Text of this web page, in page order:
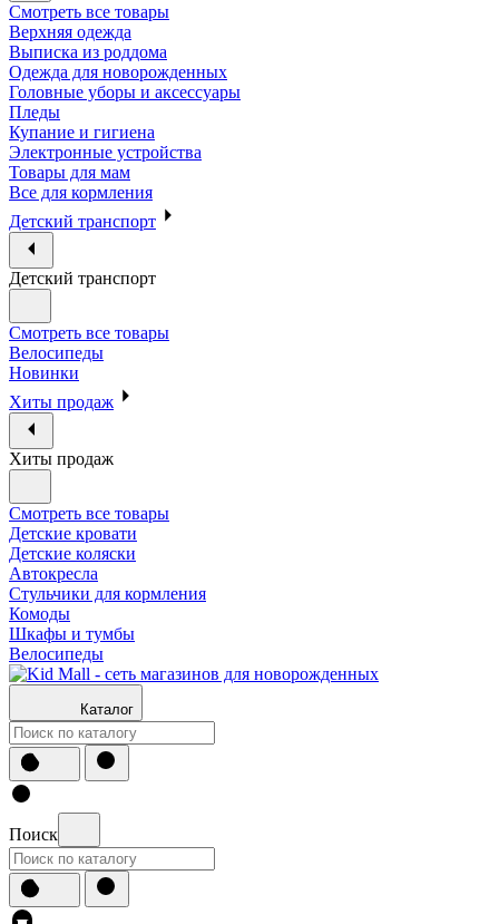
Смотреть все товары
Верхняя одежда
Выписка из роддома
Одежда для новорожденных
Головные уборы и аксессуары
Пледы
Купание и гигиена
Электронные устройства
Товары для мам
Все для кормления
Детский транспорт
Детский транспорт
Смотреть все товары
Велосипеды
Новинки
Хиты продаж
Хиты продаж
Смотреть все товары
Детские кровати
Детские коляски
Автокресла
Стульчики для кормления
Комоды
Шкафы и тумбы
Велосипеды
Каталог
Поиск